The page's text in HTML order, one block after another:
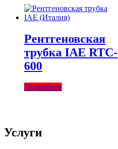
Рентгеновская
трубка IAE RTC-
600
Подробнее
Услуги